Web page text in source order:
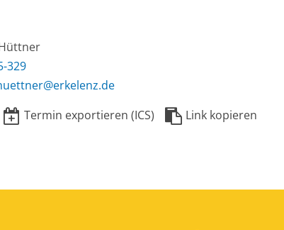
329
Termin exportieren (ICS) Link kopieren